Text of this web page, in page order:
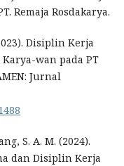
Remaja Rosdakarya.
Disiplin Kerja
wan pada PT
Jurnal
S. A. M. (2024).
dan Disiplin Kerja